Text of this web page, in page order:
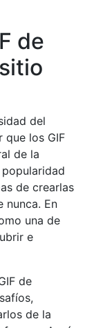
de
del
que los GIF
de la
de crearlas
nunca. En
una de
e
de
de la